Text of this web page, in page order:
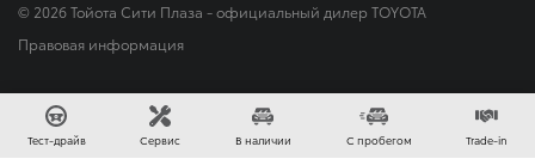
Тест-драйв Сервис В наличии С пробегом Trade-in
© 2026 Тойота Сити Плаза - официальный дилер TOYOTA
Правовая информация
Сделано в